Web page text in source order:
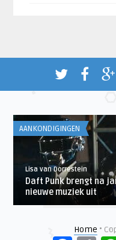
AANKONDIGINGEN
Lisa van Dorrestein
Daft Punk brengt na
nieuwe muziek uit
Home •